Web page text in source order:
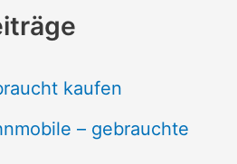
kaufen
– gebrauchte